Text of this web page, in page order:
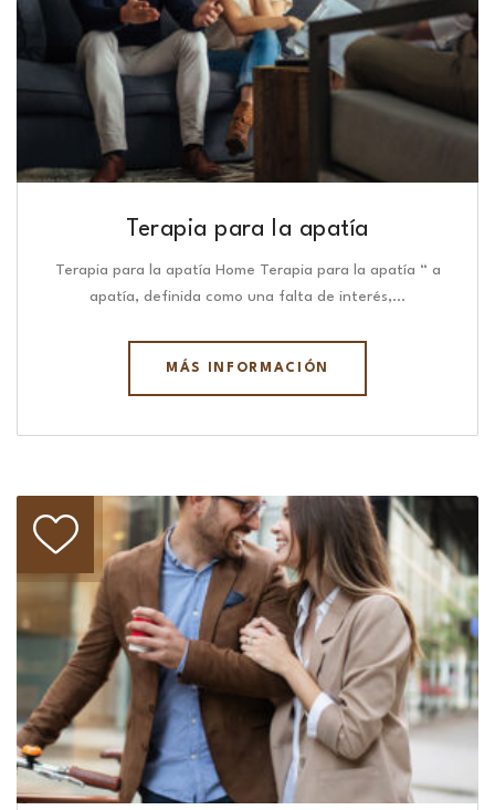
Terapia para la apatía
Terapia para la apatía Home Terapia para la apatía “ a
apatía, definida como una falta de interés,…
MÁS INFORMACIÓN